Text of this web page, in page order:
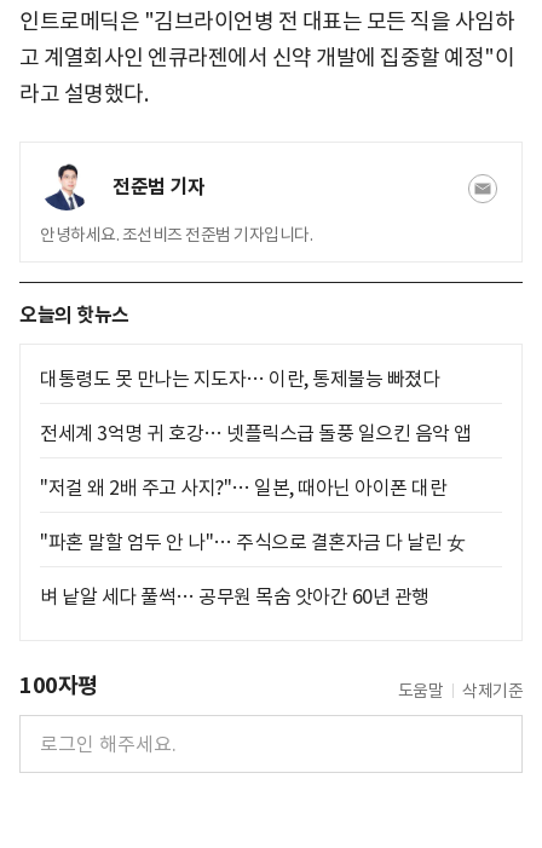
인트로메딕은 "김브라이언병 전 대표는 모든 직을 사임하
고 계열회사인 엔큐라젠에서 신약 개발에 집중할 예정"이
라고 설명했다.
전준범 기자
안녕하세요. 조선비즈 전준범 기자입니다.
오늘의 핫뉴스
대통령도 못 만나는 지도자… 이란, 통제불능 빠졌다
전세계 3억명 귀 호강… 넷플릭스급 돌풍 일으킨 음악 앱
"저걸 왜 2배 주고 사지?"… 일본, 때아닌 아이폰 대란
"파혼 말할 엄두 안 나"… 주식으로 결혼자금 다 날린 女
벼 낱알 세다 풀썩… 공무원 목숨 앗아간 60년 관행
100자평 도움말 삭제기준